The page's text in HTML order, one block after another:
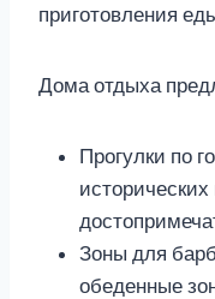
приготовления
Дома отдыха
Прогулки по
Зоны для
обеденные